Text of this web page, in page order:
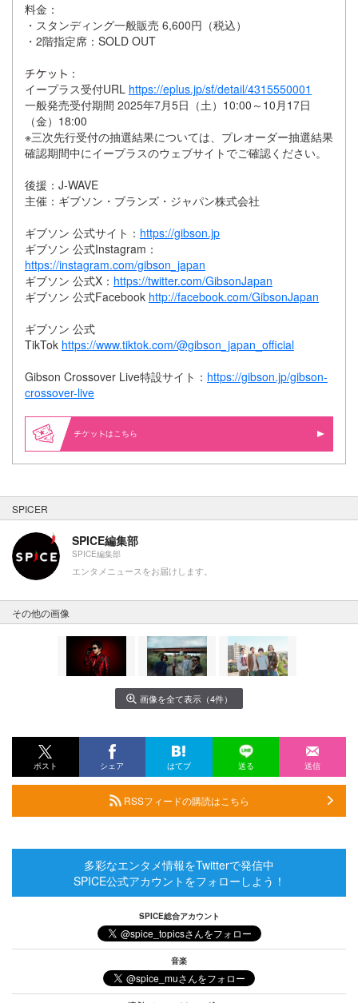
料金：
・スタンディング一般販売 6,600円（税込）
・2階指定席：SOLD OUT
：
イープラス受付URL https://eplus.jp/sf/detail/4315550001
一般発売受付期間 2025年7月5日（土）10:00～10月17日
（金）18:00
※三次先行受付の抽選結果については、プレオーダー抽選結果
確認期間中にイープラスのウェブサイトでご確認ください。
後援：J-WAVE
主催：ギブソン・ブランズ・ジャパン株式会社
ギブソン 公式サイト： https://gibson.jp
ギブソン 公式Instagram：
https://instagram.com/gibson_japan
ギブソン 公式X： https://twitter.com/GibsonJapan
ギブソン 公式Facebook http://facebook.com/GibsonJapan
ギブソン 公式
TikTok https://www.tiktok.com/@gibson_japan_official
Gibson Crossover Live特設サイト： https://gibson.jp/gibson-
crossover-live
はこちら
SPICER
SPICE編集部
SPICE編集部
エンタメニュースをお届けします。
その他の画像
画像を全て表示（4件）
ポスト シェア はてブ 送る 送信
RSSフィードの購読はこちら
多彩なエンタメ情報をTwitterで発信中
SPICE公式アカウントをフォローしよう！
SPICE総合アカウント
音楽